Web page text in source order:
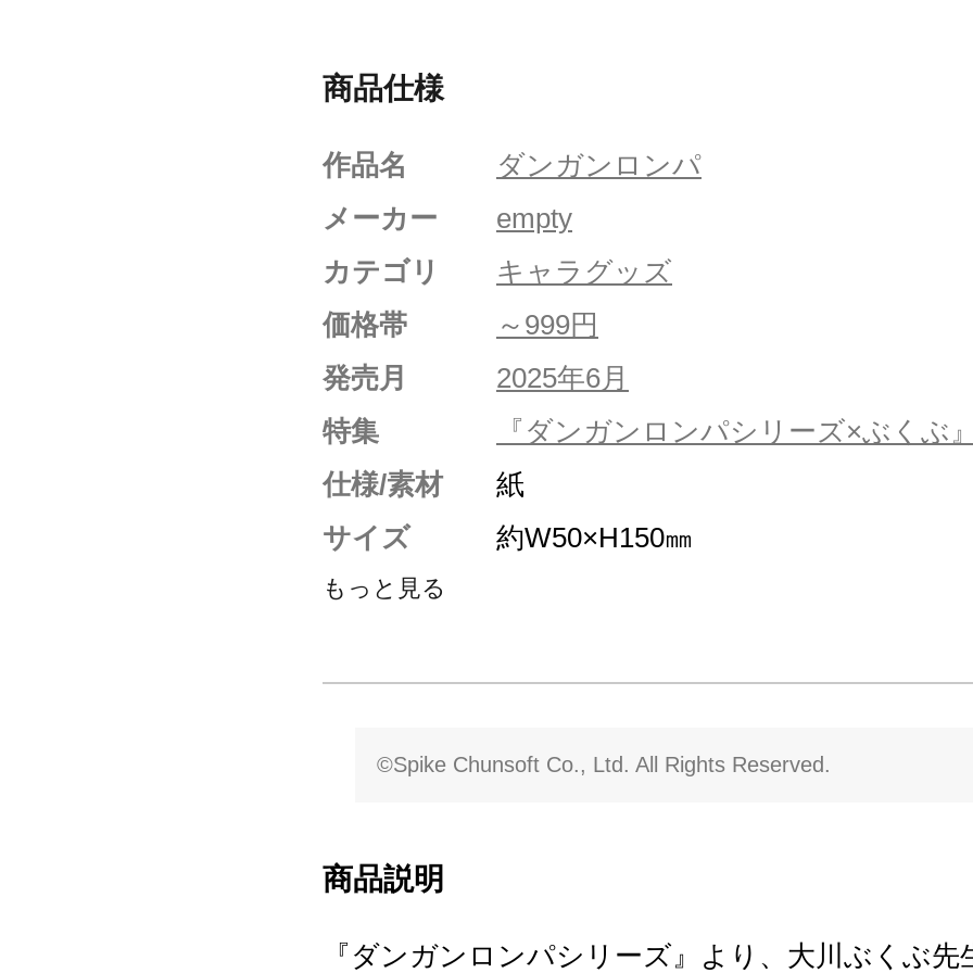
商品仕様
作品名
ダンガンロンパ
メーカー
empty
カテゴリ
キャラグッズ
価格帯
～999円
発売月
2025年6月
特集
『ダンガンロンパシリーズ×ぶくぶ
仕様/素材
紙
サイズ
約W50×H150㎜
もっと見る
©Spike Chunsoft Co., Ltd. All Rights Reserved.
商品説明
『ダンガンロンパシリーズ』より、大川ぶくぶ先